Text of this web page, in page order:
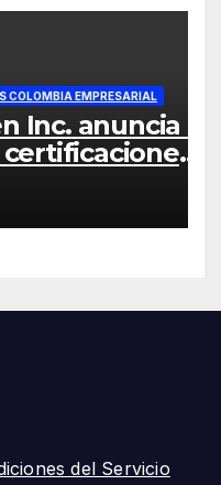
COLOMBIA EMPRESARIAL
Inc. anuncia la
del Servicio